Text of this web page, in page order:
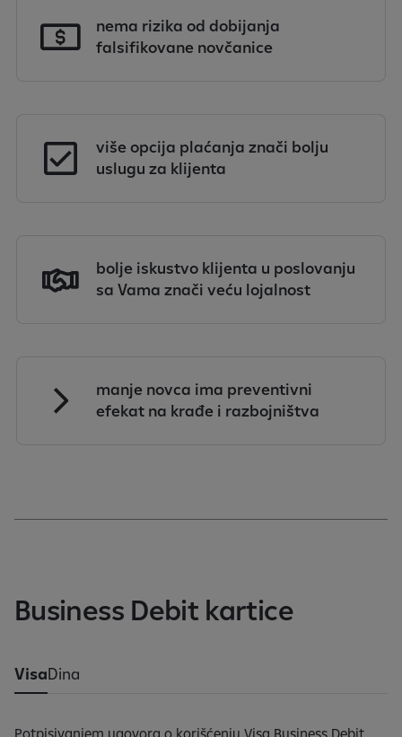
nema rizika od dobijanja
falsifikovane novčanice
više opcija plaćanja znači bolju
uslugu za klijenta
bolje iskustvo klijenta u poslovanju
sa Vama znači veću lojalnost
manje novca ima preventivni
efekat na krađe i razbojništva
Business Debit kartice
VisaDina
Potpisivanjem ugovora o korišćenju Visa Business Debit